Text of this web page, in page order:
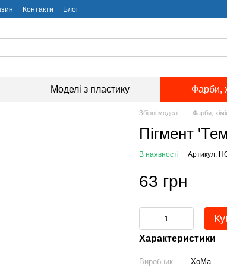
Контакти Блог
Моделі з пластику Фарби,
Збірні моделі Фарби,
Пігмент
В наявності Артикул:
63 грн
Характеристики
Виробник
ХоМа